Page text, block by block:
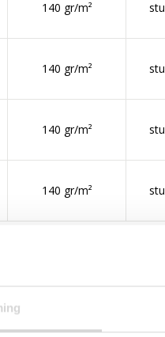
140 gr/m²
140 gr/m²
140 gr/m²
140 gr/m²
groen